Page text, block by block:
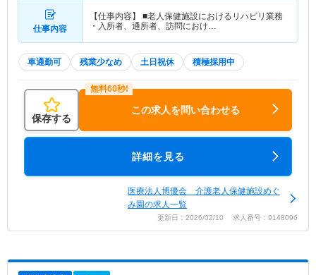
仕事内容
【仕事内容】 ■老人保健施設におけるリハビリ業務
・入所者、通所者、訪問におけ…
車通勤可 残業少なめ 土日祝休 積極採用中
保存する
この求人を問い合わせる
詳細を見る
医療法人博優会 介護老人保健施設めぐ
み園の求人一覧
更新日：2026/02/10 求人番号：9148096